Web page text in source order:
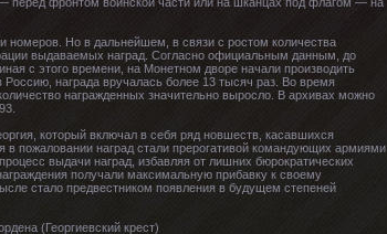
перед фронтом воинской части или на шканцах под флагом — на
номеров. Но в дальнейшем, в связи с ростом количества
выдаваемых наград. Согласно официальным данным, до
с этого времени, на Монетном дворе начали производить
награда вручалась более 13 тысяч раз. Во время
награжденных значительно выросло. В архивах можно
который включал в себя ряд новшеств, касавшихся
пожаловании наград стали прерогативой командующих армиями
выдачи наград, избавляя от лишних бюрократических
получали максимальную прибавку к своему
стало предвестником появления в будущем степеней